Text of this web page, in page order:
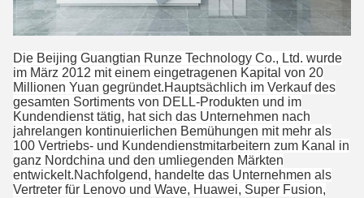
Die Beijing Guangtian Runze Technology Co., Ltd. wurde
im März 2012 mit einem eingetragenen Kapital von 20
Millionen Yuan gegründet.Hauptsächlich im Verkauf des
gesamten Sortiments von DELL-Produkten und im
Kundendienst tätig, hat sich das Unternehmen nach
jahrelangen kontinuierlichen Bemühungen mit mehr als
100 Vertriebs- und Kundendienstmitarbeitern zum Kanal in
ganz Nordchina und den umliegenden Märkten
entwickelt.Nachfolgend, handelte das Unternehmen als
Vertreter für Lenovo und Wave, Huawei, Super Fusion,